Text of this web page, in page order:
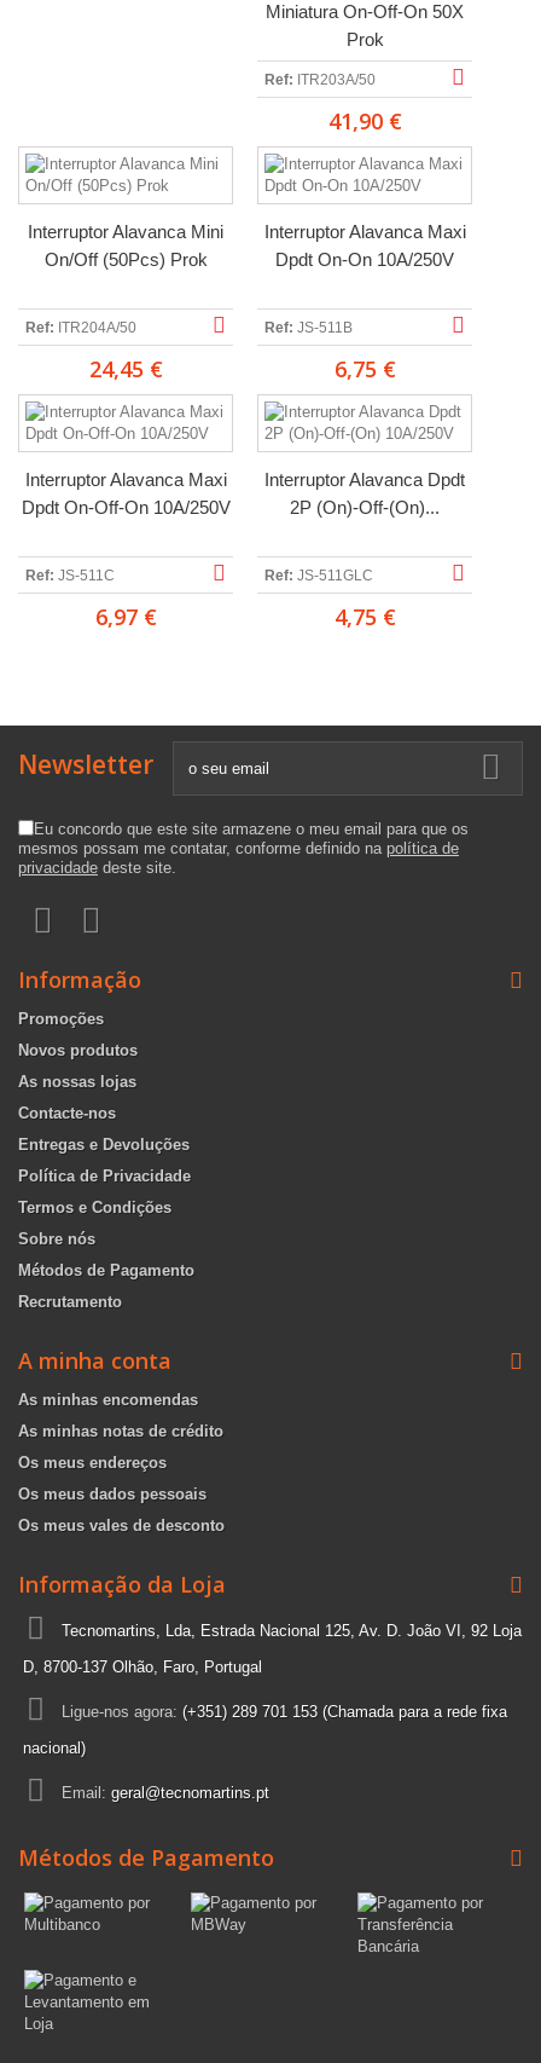
Miniatura On-Off-On 50X
Prok
Ref: ITR203A/50
41,90 €
Interruptor Alavanca Mini
On/Off (50Pcs) Prok
Ref: ITR204A/50
24,45 €
Interruptor Alavanca Maxi
Dpdt On-On 10A/250V
Ref: JS-511B
6,75 €
Interruptor Alavanca Maxi
Dpdt On-Off-On 10A/250V
Ref: JS-511C
6,97 €
Interruptor Alavanca Dpdt
2P (On)-Off-(On)...
Ref: JS-511GLC
4,75 €
Newsletter
Eu concordo que este site armazene o meu email para que os
mesmos possam me contatar, conforme definido na política de
privacidade deste site.
Informação
Promoções
Novos produtos
As nossas lojas
Contacte-nos
Entregas e Devoluções
Política de Privacidade
Termos e Condições
Sobre nós
Métodos de Pagamento
Recrutamento
A minha conta
As minhas encomendas
As minhas notas de crédito
Os meus endereços
Os meus dados pessoais
Os meus vales de desconto
Informação da Loja
Tecnomartins, Lda, Estrada Nacional 125, Av. D. João VI, 92 Loja
D, 8700-137 Olhão, Faro, Portugal
Ligue-nos agora: (+351) 289 701 153 (Chamada para a rede fixa
nacional)
Email: geral@tecnomartins.pt
Métodos de Pagamento